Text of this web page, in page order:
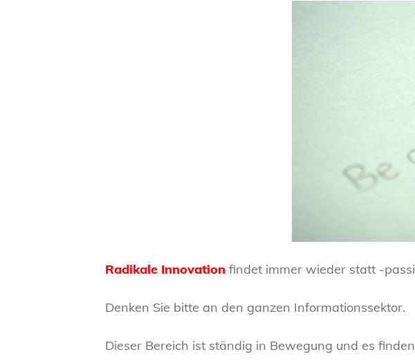
Radikale Innovation findet immer wieder statt -
Denken Sie bitte an den ganzen Informationssektor.
Dieser Bereich ist ständig in Bewegung und es